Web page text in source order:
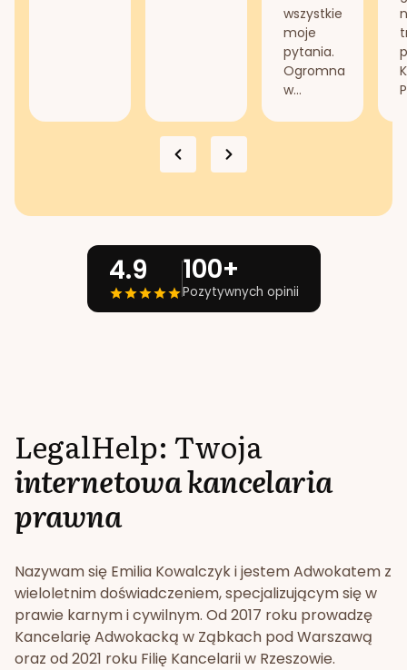
wszystkie
moje
pytania.
Ogromna
w...
4.9 100+
Pozytywnych opinii
LegalHelp: Twoja
internetowa kancelaria
prawna
Nazywam się Emilia Kowalczyk i jestem Adwokatem z
wieloletnim doświadczeniem, specjalizującym się w
prawie karnym i cywilnym. Od 2017 roku prowadzę
Kancelarię Adwokacką w Ząbkach pod Warszawą
oraz od 2021 roku Filię Kancelarii w Rzeszowie.